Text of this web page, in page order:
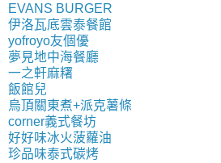
EVANS BURGER
伊洛瓦底雲泰餐館
yofroyo友個優
夢見地中海餐廳
一之軒麻糬
飯館兒
烏頂關東煮+派克薯條
corner義式餐坊
好好味冰火菠蘿油
珍品味泰式碳烤